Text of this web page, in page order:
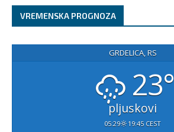
VREMENSKA PROGNOZA
GRDELICA, RS
23°
pljuskovi
05:29 19:45 CEST